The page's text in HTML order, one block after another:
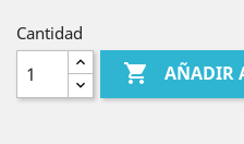
Cantidad
 AÑADIR